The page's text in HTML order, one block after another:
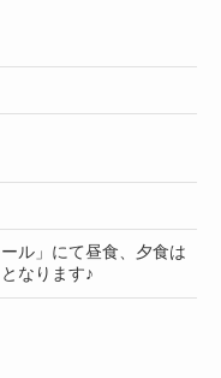
ル」にて昼食、夕食は
なります♪